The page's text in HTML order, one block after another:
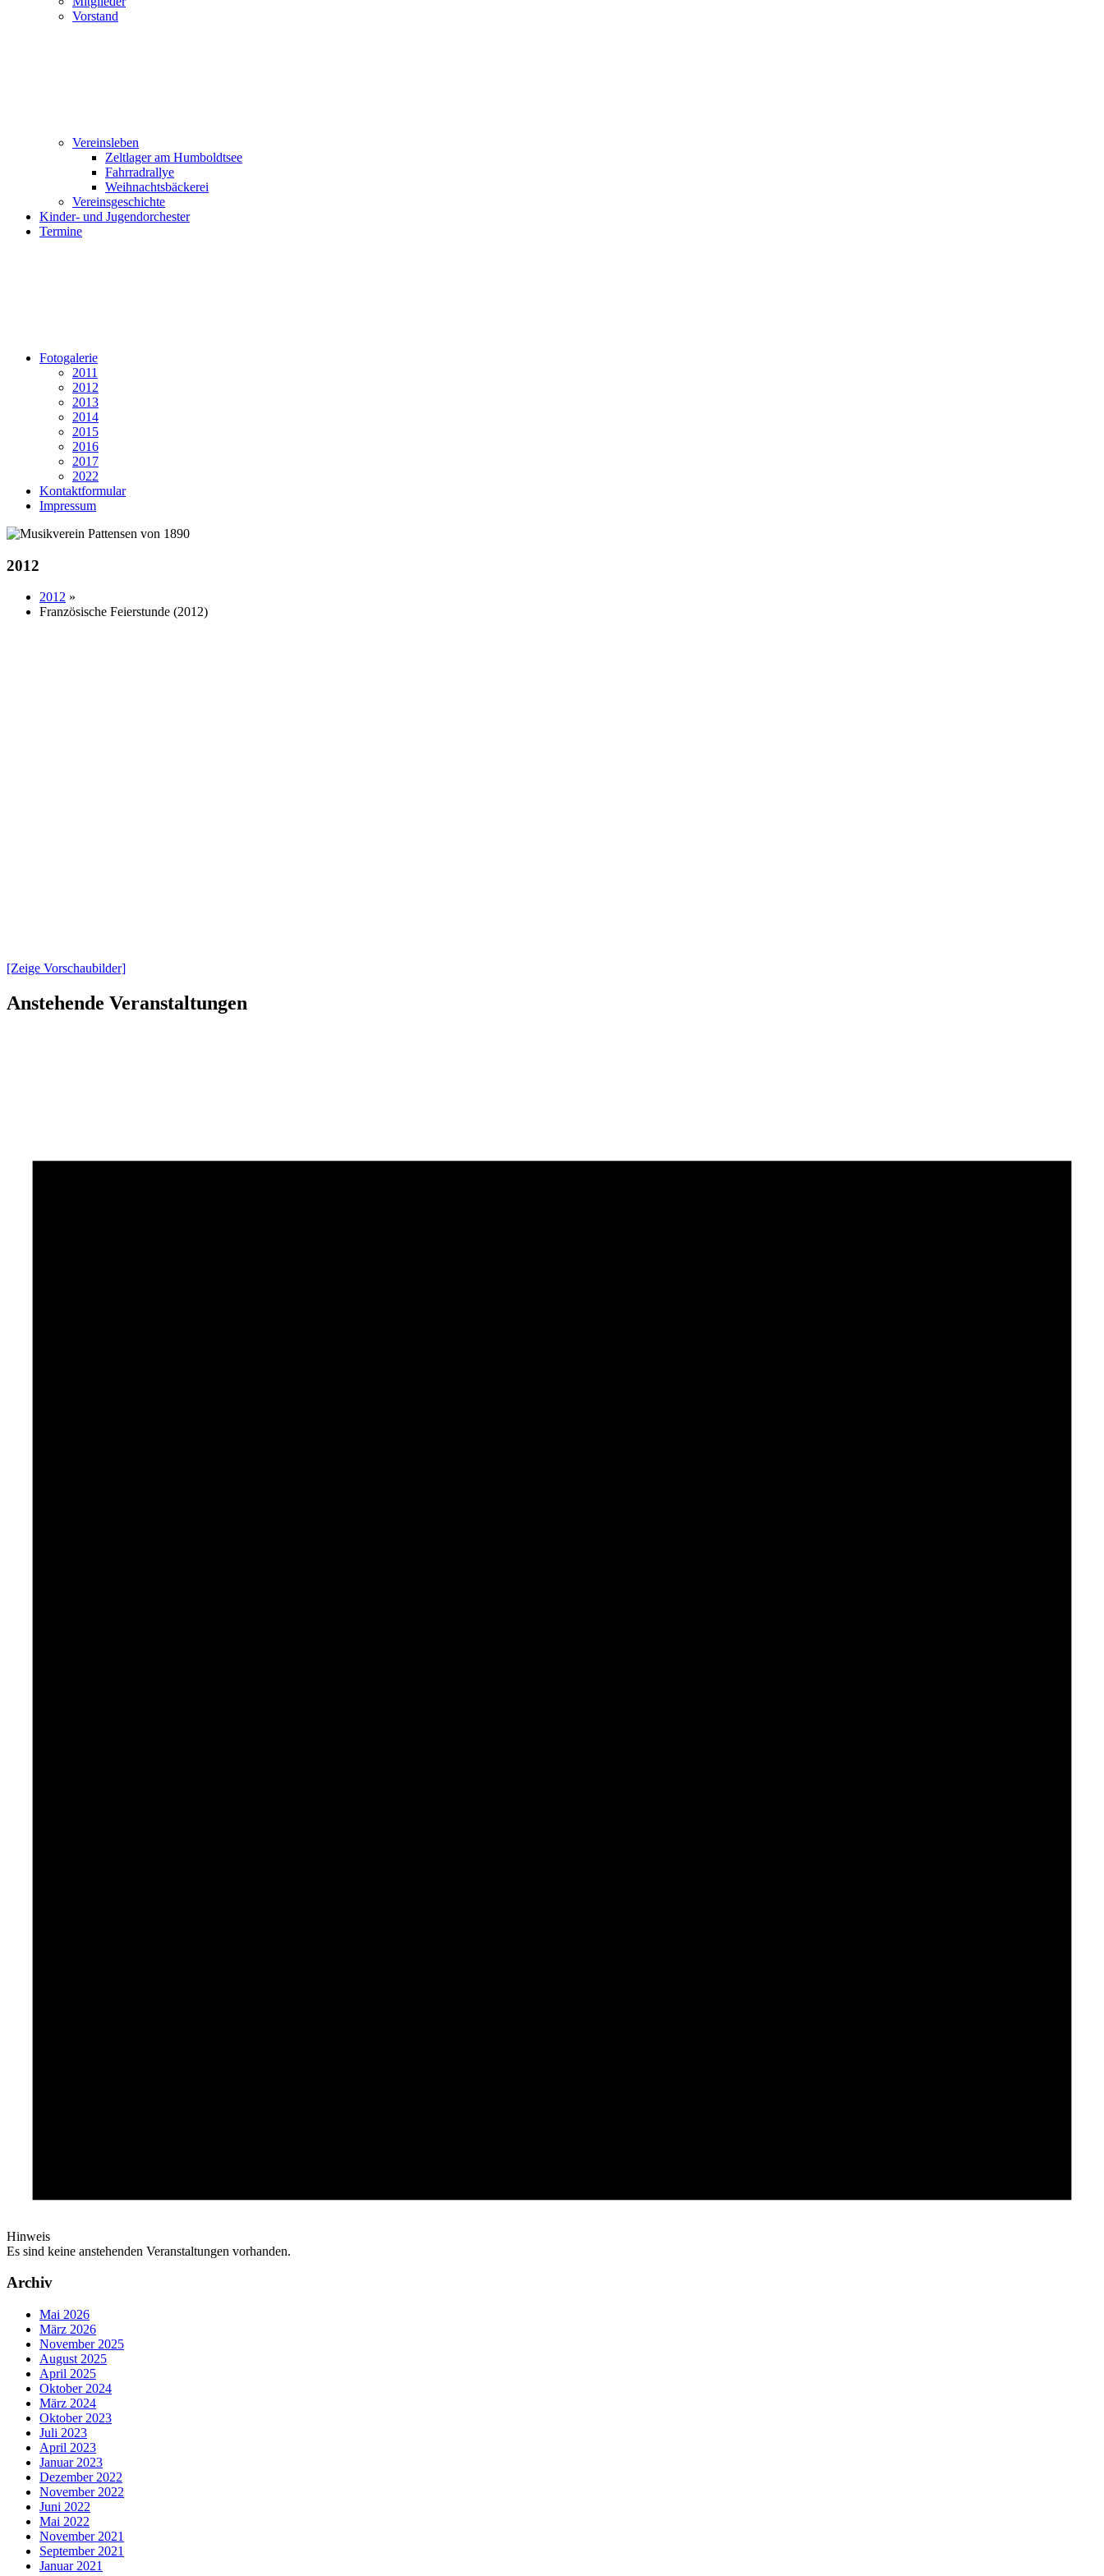
Vorstand
Vereinsleben
Zeltlager am Humboldtsee
Fahrradrallye
Weihnachtsbäckerei
Vereinsgeschichte
Kinder- und Jugendorchester
Termine
Fotogalerie
2011
2012
2013
2014
2015
2016
2017
2022
Kontaktformular
Impressum
2012
2012 »
Französische Feierstunde (2012)
[Zeige Vorschaubilder]
Anstehende Veranstaltungen
Hinweis
Es sind keine anstehenden Veranstaltungen vorhanden.
Archiv
Mai 2026
März 2026
November 2025
August 2025
April 2025
Oktober 2024
März 2024
Oktober 2023
Juli 2023
April 2023
Januar 2023
Dezember 2022
November 2022
Juni 2022
Mai 2022
November 2021
September 2021
Januar 2021